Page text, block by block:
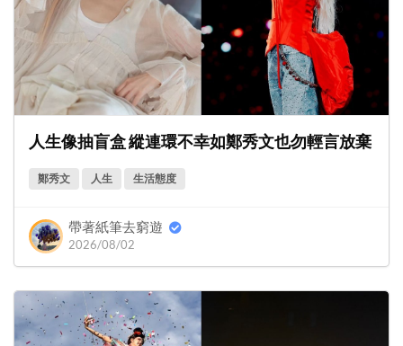
人生像抽盲盒 縱連環不幸如鄭秀文也勿輕言放棄
鄭秀文 人生 生活態度
帶著紙筆去窮遊
2026/08/02